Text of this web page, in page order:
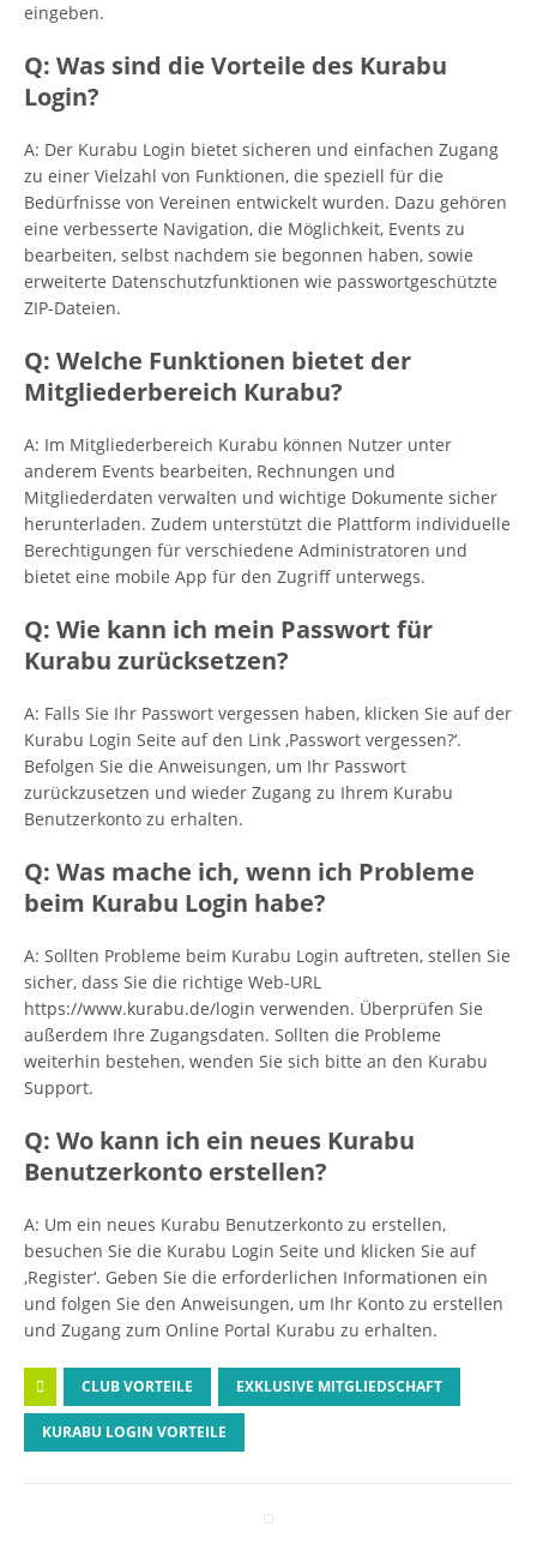
eingeben.
Q: Was sind die Vorteile des Kurabu
Login?
A: Der Kurabu Login bietet sicheren und einfachen Zugang
zu einer Vielzahl von Funktionen, die speziell für die
Bedürfnisse von Vereinen entwickelt wurden. Dazu gehören
eine verbesserte Navigation, die Möglichkeit, Events zu
bearbeiten, selbst nachdem sie begonnen haben, sowie
erweiterte Datenschutzfunktionen wie passwortgeschützte
ZIP-Dateien.
Q: Welche Funktionen bietet der
Mitgliederbereich Kurabu?
A: Im Mitgliederbereich Kurabu können Nutzer unter
anderem Events bearbeiten, Rechnungen und
Mitgliederdaten verwalten und wichtige Dokumente sicher
herunterladen. Zudem unterstützt die Plattform individuelle
Berechtigungen für verschiedene Administratoren und
bietet eine mobile App für den Zugriff unterwegs.
Q: Wie kann ich mein Passwort für
Kurabu zurücksetzen?
A: Falls Sie Ihr Passwort vergessen haben, klicken Sie auf der
Kurabu Login Seite auf den Link ‚Passwort vergessen?‘.
Befolgen Sie die Anweisungen, um Ihr Passwort
zurückzusetzen und wieder Zugang zu Ihrem Kurabu
Benutzerkonto zu erhalten.
Q: Was mache ich, wenn ich Probleme
beim Kurabu Login habe?
A: Sollten Probleme beim Kurabu Login auftreten, stellen Sie
sicher, dass Sie die richtige Web-URL
https://www.kurabu.de/login verwenden. Überprüfen Sie
außerdem Ihre Zugangsdaten. Sollten die Probleme
weiterhin bestehen, wenden Sie sich bitte an den Kurabu
Support.
Q: Wo kann ich ein neues Kurabu
Benutzerkonto erstellen?
A: Um ein neues Kurabu Benutzerkonto zu erstellen,
besuchen Sie die Kurabu Login Seite und klicken Sie auf
‚Register‘. Geben Sie die erforderlichen Informationen ein
und folgen Sie den Anweisungen, um Ihr Konto zu erstellen
und Zugang zum Online Portal Kurabu zu erhalten.
CLUB VORTEILE EXKLUSIVE MITGLIEDSCHAFT
KURABU LOGIN VORTEILE